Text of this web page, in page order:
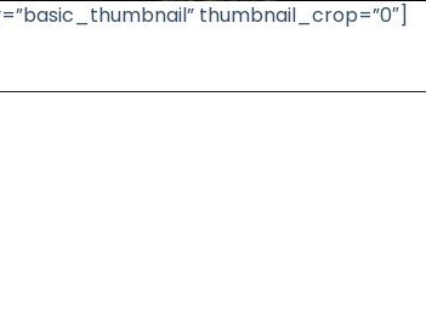
thumbnail_crop=”0″]